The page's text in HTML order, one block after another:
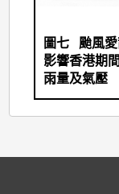
圖七 颱風愛
影響香港期
雨量及氣壓